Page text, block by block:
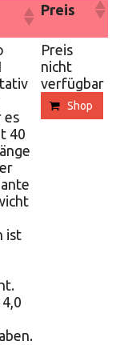
Preis
es
40
ist
Preis
nicht
verfügbar
Shop